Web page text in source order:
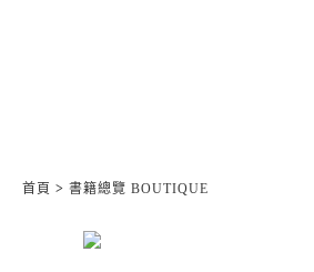
首頁 > 書籍總覽 BOUTIQUE